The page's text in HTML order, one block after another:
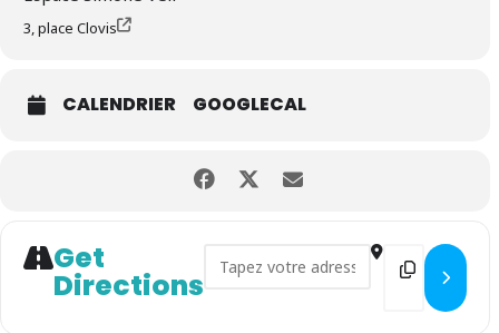
3, place Clovis
CALENDRIER GOOGLECAL
Get
Directions
Address - Atelier relaxation